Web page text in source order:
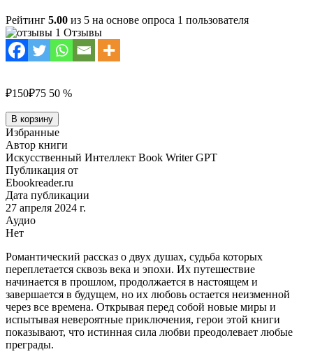
Рейтинг 5.00 из 5 на основе опроса 1 пользователя
1 Отзывы
₽150₽75 50 %
Количество
товара
Сквозь
времена
и
пространства:
вечная
любовь
В корзину
Избранные
Автор книги
Искусственный Интеллект Book Writer GPT
Публикация от
Ebookreader.ru
Дата публикации
27 апреля 2024 г.
Аудио
Нет
Романтический рассказ о двух душах, судьба которых
переплетается сквозь века и эпохи. Их путешествие
начинается в прошлом, продолжается в настоящем и
завершается в будущем, но их любовь остается неизменной
через все времена. Открывая перед собой новые миры и
испытывая невероятные приключения, герои этой книги
показывают, что истинная сила любви преодолевает любые
преграды.